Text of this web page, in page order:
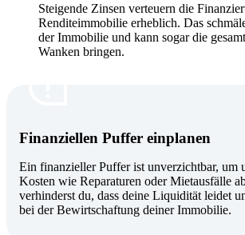
Steigende Zinsen verteuern die
Renditeimmobilie erheblich. Das
der Immobilie und kann sogar die
Wanken bringen.
Finanziellen Puffer einplanen
Ein finanzieller Puffer ist unverzichtbar, um
Kosten wie Reparaturen oder Mietausfälle
verhinderst du, dass deine Liquidität leidet
bei der Bewirtschaftung deiner Immobilie.